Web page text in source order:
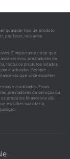
qualquer tipo de produto
por favor, nos avise
É importante notar que
e/ou prestadores de
todos os produtos listados
atualizadas. Sempre
que você escolher.
e atualizadas. Essas
prestadores de serviços ou
produtos financeiros são
escolher sua oferta,